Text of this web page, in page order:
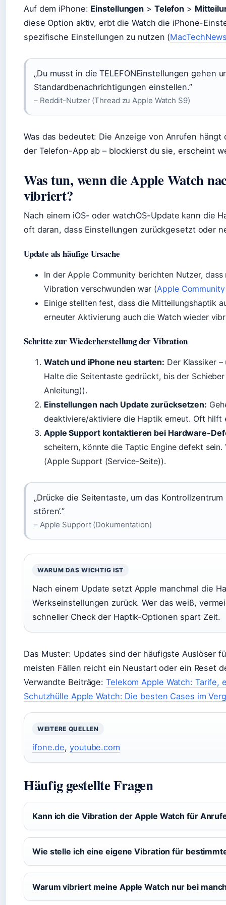
Auf dem iPhone: Einstellungen > Telefon >
diese Option aktiv, erbt die Watch die iPhone-
spezifische Einstellungen zu nutzen (
„Du musst in die TELEFONEinstellungen gehen
Standardbenachrichtigungen einstellen.”
– Reddit-Nutzer (Thread zu Apple Watch S9)
Was das bedeutet: Die Anzeige von Anrufen
der Telefon-App ab – blockierst du sie, erscheint
Was tun, wenn die Apple Watch
vibriert?
Nach einem iOS- oder watchOS-Update kann die
oft daran, dass Einstellungen zurückgesetzt oder
Update als häufige Ursache
In der Apple Community berichten Nutzer,
Vibration verschwunden war (Apple
Einige stellten fest, dass die Mitteilungshaptik
erneuter Aktivierung auch die Watch wieder
Schritte zur Wiederherstellung der Vibration
Watch und iPhone neu starten: Der Klassiker
Halte die Seitentaste gedrückt, bis der
Anleitung)).
Einstellungen nach Update zurücksetzen:
deaktiviere/aktiviere die Haptik erneut. Oft hilft
Apple Support kontaktieren bei Hardware-
scheitern, könnte die Taptic Engine defekt
(Apple Support (Service-Seite)).
„Drücke die Seitentaste, um das
stören’.”
– Apple Support (Dokumentation)
WARUM DAS WICHTIG IST
Nach einem Update setzt Apple manchmal die
Werkseinstellungen zurück. Wer das weiß,
schneller Check der Haptik-Optionen spart Zeit.
Das Muster: Updates sind der häufigste Auslöser
meisten Fällen reicht ein Neustart oder ein Reset
Verwandte Beiträge: Telekom Apple Watch: Tarife,
Schutzhülle Apple Watch: Die besten Cases im
WEITERE QUELLEN
ifone.de,youtube.com
Häufig gestellte Fragen
Kann ich die Vibration der Apple Watch für
Wie stelle ich eine eigene Vibration für
Warum vibriert meine Apple Watch nur bei